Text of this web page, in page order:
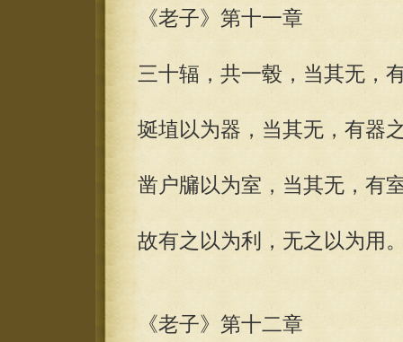
《老子》第十一章
三十辐，共一毂，当其无，
埏埴以为器，当其无，有器
凿户牖以为室，当其无，有
故有之以为利，无之以为用
《老子》第十二章